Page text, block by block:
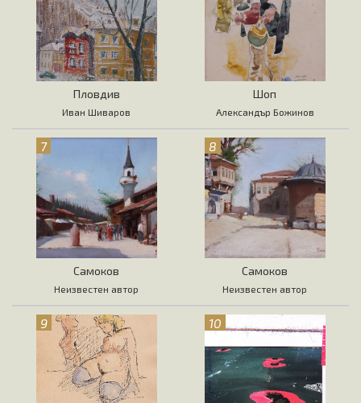
Пловдив
Иван Шиваров
Шоп
Александър Божинов
7
Самоков
Неизвестен автор
8
Самоков
Неизвестен автор
9 10